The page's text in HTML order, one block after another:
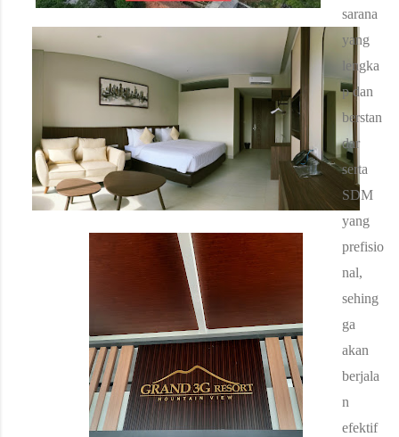
sarana
yang
lengka
p dan
berstan
dar
serta
SDM
yang
prefisio
nal,
sehing
ga
akan
berjala
n
efektif